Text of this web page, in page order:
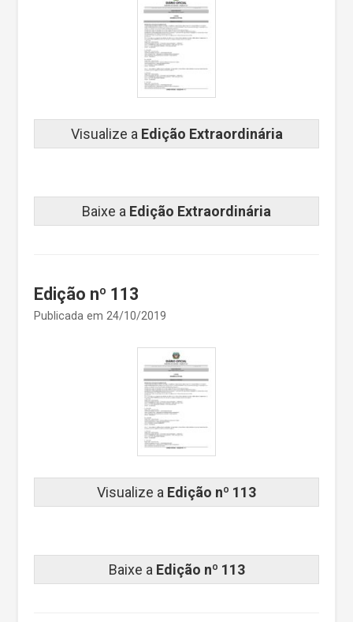
Visualize a Edição Extraordinária
Baixe a Edição Extraordinária
Edição nº 113
Publicada em 24/10/2019
Visualize a Edição nº 113
Baixe a Edição nº 113